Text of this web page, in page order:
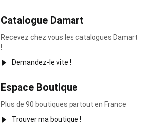
Catalogue Damart
Recevez chez vous les catalogues Damart
!
Demandez-le vite !
Espace Boutique
Plus de 90 boutiques partout en France
Trouver ma boutique !